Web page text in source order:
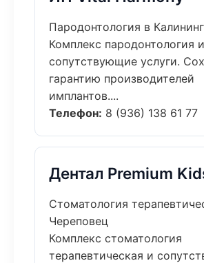
Пародонтология в
Комплекс пародонтология и
сопутствующие услуги.
гарантию производителей
имплантов....
Телефон: 8 (936) 138 61 77
Дентал Premium
Стоматология
Череповец
Комплекс стоматология
терапевтическая и